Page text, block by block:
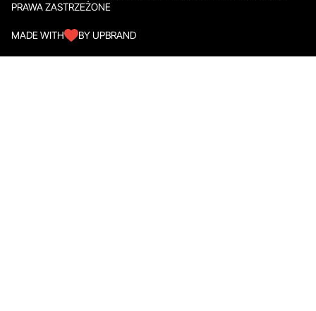
PRAWA ZASTRZEŻONE
MADE WITH BY UPBRAND